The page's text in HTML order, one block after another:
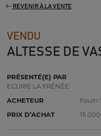
REVENIR À LA VENTE
VENDU
ALTESSE DE
PRÉSENTÉ(E) PAR
ECURIE LA FRÊNÉE
ACHETEUR
Fouin
PRIX D’ACHAT
15